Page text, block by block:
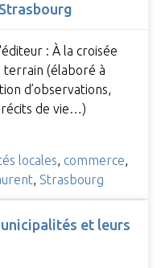
: À la croisée
(élaboré à
d’observations,
de vie…)
locales commerce
Strasbourg
et leurs